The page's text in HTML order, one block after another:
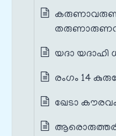
യദാ യദാഹി
രംഗം 14
ഖേടാ